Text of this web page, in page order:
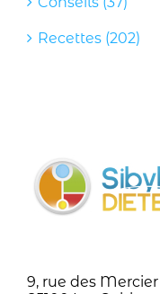
Recettes (202)
9, rue des Mercier